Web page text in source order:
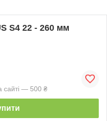
S4 22 - 260 мм
сайті — 500 ₴